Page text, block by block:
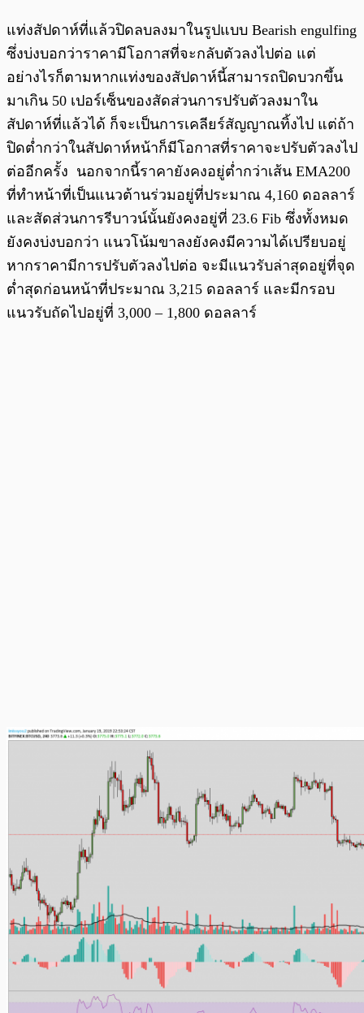
แท่งสัปดาห์ที่แล้วปิดลบลงมาในรูปแบบ Bearish engulfing
ซึ่งบ่งบอกว่าราคามีโอกาสที่จะกลับตัวลงไปต่อ แต่
อย่างไรก็ตามหากแท่งของสัปดาห์นี้สามารถปิดบวกขึ้น
มาเกิน 50 เปอร์เซ็นของสัดส่วนการปรับตัวลงมาใน
สัปดาห์ที่แล้วได้ ก็จะเป็นการเคลียร์สัญญาณทิ้งไป แต่ถ้า
ปิดต่ำกว่าในสัปดาห์หน้าก็มีโอกาสที่ราคาจะปรับตัวลงไป
ต่ออีกครั้ง นอกจากนี้ราคายังคงอยู่ต่ำกว่าเส้น EMA200
ที่ทำหน้าที่เป็นแนวต้านร่วมอยู่ที่ประมาณ 4,160 ดอลลาร์
และสัดส่วนการรีบาวน์นั้นยังคงอยู่ที่ 23.6 Fib ซึ่งทั้งหมด
ยังคงบ่งบอกว่า แนวโน้มขาลงยังคงมีความได้เปรียบอยู่
หากราคามีการปรับตัวลงไปต่อ จะมีแนวรับล่าสุดอยู่ที่จุด
ต่ำสุดก่อนหน้าที่ประมาณ 3,215 ดอลลาร์ และมีกรอบ
แนวรับถัดไปอยู่ที่ 3,000 – 1,800 ดอลลาร์